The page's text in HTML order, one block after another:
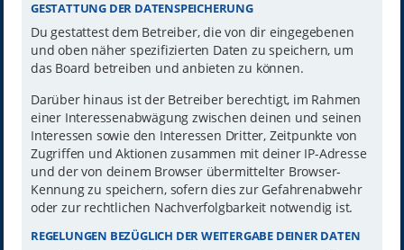
GESTATTUNG DER DATENSPEICHERUNG
Du gestattest dem Betreiber, die von dir eingegebenen
und oben näher spezifizierten Daten zu speichern, um
das Board betreiben und anbieten zu können.
Darüber hinaus ist der Betreiber berechtigt, im Rahmen
einer Interessenabwägung zwischen deinen und seinen
Interessen sowie den Interessen Dritter, Zeitpunkte von
Zugriffen und Aktionen zusammen mit deiner IP-Adresse
und der von deinem Browser übermittelter Browser-
Kennung zu speichern, sofern dies zur Gefahrenabwehr
oder zur rechtlichen Nachverfolgbarkeit notwendig ist.
REGELUNGEN BEZÜGLICH DER WEITERGABE DEINER DATEN